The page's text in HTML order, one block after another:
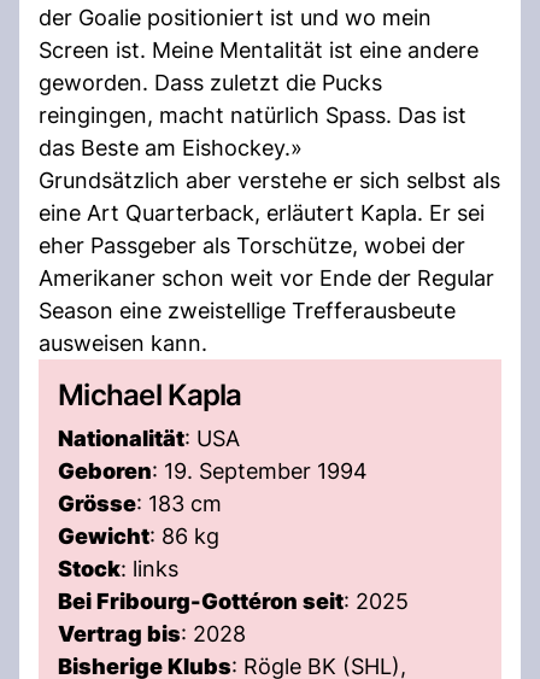
der Goalie positioniert ist und wo mein
Screen ist. Meine Mentalität ist eine andere
geworden. Dass zuletzt die Pucks
reingingen, macht natürlich Spass. Das ist
das Beste am Eishockey.»
Grundsätzlich aber verstehe er sich selbst als
eine Art Quarterback, erläutert Kapla. Er sei
eher Passgeber als Torschütze, wobei der
Amerikaner schon weit vor Ende der Regular
Season eine zweistellige Trefferausbeute
ausweisen kann.
Michael Kapla
Nationalität: USA
Geboren: 19. September 1994
Grösse: 183 cm
Gewicht: 86 kg
Stock: links
Bei Fribourg-Gottéron seit: 2025
Vertrag bis: 2028
Bisherige Klubs: Rögle BK (SHL),